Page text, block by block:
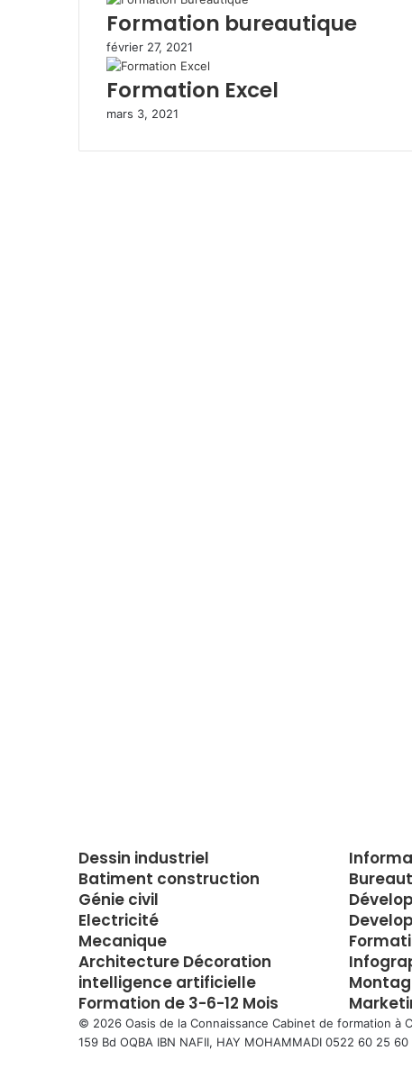
a
i
l
Formation bureautique
février 27, 2021
Formation Excel
mars 3, 2021
Dessin industriel
Batiment construction
Génie civil
Electricité
Mecanique
Architecture Décoration
intelligence artificielle
Formation de 3-6-12 Mois
© 2026 Oasis de la Connaissance Cabinet de formation à
159 Bd OQBA IBN NAFII, HAY MOHAMMADI 0522 60 25 60